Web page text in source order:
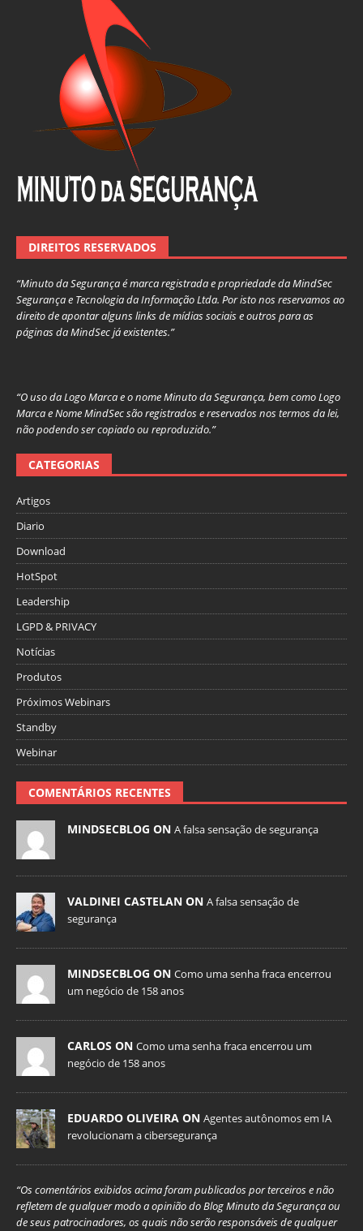
DIREITOS RESERVADOS
“Minuto da Segurança é marca registrada e propriedade da MindSec
Segurança e Tecnologia da Informação Ltda. Por isto nos reservamos ao
direito de apontar alguns links de mídias sociais e outros para as
páginas da MindSec já existentes.”
“O uso da Logo Marca e o nome Minuto da Segurança, bem como Logo
Marca e Nome MindSec são registrados e reservados nos termos da lei,
não podendo ser copiado ou reproduzido.”
CATEGORIAS
Artigos
Diario
Download
HotSpot
Leadership
LGPD & PRIVACY
Notícias
Produtos
Próximos Webinars
Standby
Webinar
COMENTÁRIOS RECENTES
MINDSECBLOG ON A falsa sensação de segurança
VALDINEI CASTELAN ON A falsa sensação de
segurança
MINDSECBLOG ON Como uma senha fraca encerrou
um negócio de 158 anos
CARLOS ON Como uma senha fraca encerrou um
negócio de 158 anos
EDUARDO OLIVEIRA ON Agentes autônomos em IA
revolucionam a cibersegurança
“Os comentários exibidos acima foram publicados por terceiros e não
refletem de qualquer modo a opinião do Blog Minuto da Segurança ou
de seus patrocinadores, os quais não serão responsáveis de qualquer